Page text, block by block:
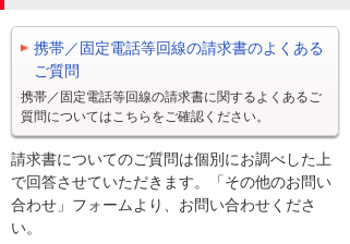
携帯／固定電話等回線の請求書のよくある
ご質問
携帯／固定電話等回線の請求書に関するよくあるご
質問についてはこちらをご確認ください。
請求書についてのご質問は個別にお調べした上
で回答させていただきます。「その他のお問い
合わせ」フォームより、お問い合わせくださ
い。